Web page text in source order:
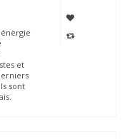
énergie
et
sont